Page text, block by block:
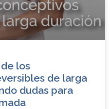
los
de larga
dudas para